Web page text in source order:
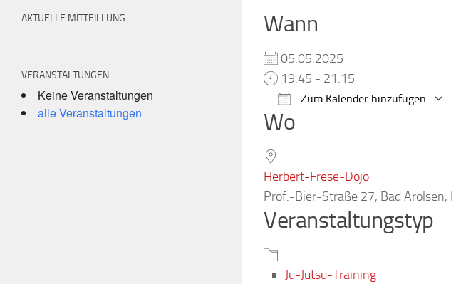
Wann
05.05.2025
19:45 - 21:15
Zum Kalender hinzufügen
ICS herunterladen
Wo
Herbert-Frese-Dojo
Prof.-Bier-Straße 27, Bad Arolsen,
Veranstaltungstyp
Ju-Jutsu-Training
AKTUELLE MITTEILLUNG
VERANSTALTUNGEN
Keine Veranstaltungen
alle Veranstaltungen